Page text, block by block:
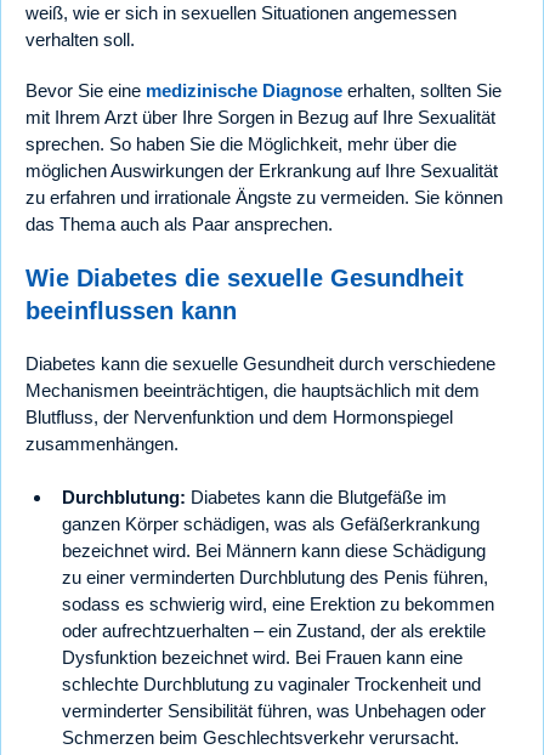
weiß, wie er sich in sexuellen Situationen angemessen
verhalten soll.
Bevor Sie eine medizinische Diagnose erhalten, sollten Sie
mit Ihrem Arzt über Ihre Sorgen in Bezug auf Ihre Sexualität
sprechen. So haben Sie die Möglichkeit, mehr über die
möglichen Auswirkungen der Erkrankung auf Ihre Sexualität
zu erfahren und irrationale Ängste zu vermeiden. Sie können
das Thema auch als Paar ansprechen.
Wie Diabetes die sexuelle Gesundheit
beeinflussen kann
Diabetes kann die sexuelle Gesundheit durch verschiedene
Mechanismen beeinträchtigen, die hauptsächlich mit dem
Blutfluss, der Nervenfunktion und dem Hormonspiegel
zusammenhängen.
Durchblutung: Diabetes kann die Blutgefäße im
ganzen Körper schädigen, was als Gefäßerkrankung
bezeichnet wird. Bei Männern kann diese Schädigung
zu einer verminderten Durchblutung des Penis führen,
sodass es schwierig wird, eine Erektion zu bekommen
oder aufrechtzuerhalten – ein Zustand, der als erektile
Dysfunktion bezeichnet wird. Bei Frauen kann eine
schlechte Durchblutung zu vaginaler Trockenheit und
verminderter Sensibilität führen, was Unbehagen oder
Schmerzen beim Geschlechtsverkehr verursacht.